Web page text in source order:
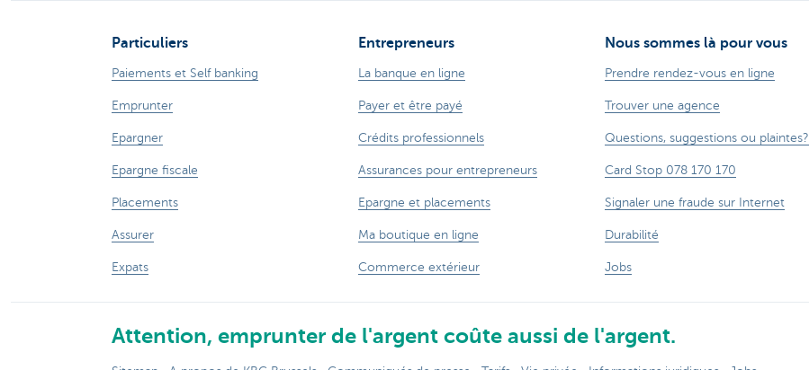
Particuliers
Paiements et Self banking
Emprunter
Epargner
Epargne fiscale
Placements
Assurer
Expats
Entrepreneurs
La banque en ligne
Payer et être payé
Crédits professionnels
Assurances pour entrepreneurs
Epargne et placements
Ma boutique en ligne
Commerce extérieur
Nous sommes là pour vous
Prendre rendez-vous en ligne
Trouver une agence
Questions, suggestions ou plaintes?
Card Stop 078 170 170
Signaler une fraude sur Internet
Durabilité
Jobs
Attention, emprunter de l'argent coûte aussi de l'argent.